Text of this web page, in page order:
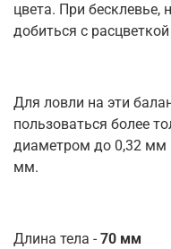
цвета. При бесклевье,
добиться с расцветкой
Для ловли на эти
пользоваться более
диаметром до 0,32 мм
мм.
Длина тела - 70 мм